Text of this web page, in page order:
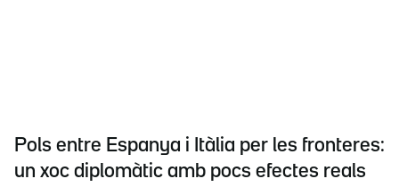
Pols entre Espanya i Itàlia per les fronteres:
un xoc diplomàtic amb pocs efectes reals